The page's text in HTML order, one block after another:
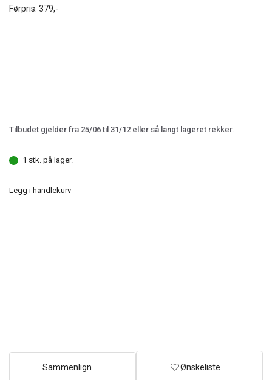
Førpris: 379,-
Tilbudet gjelder fra 25/06 til 31/12 eller så langt lageret rekker.
1 stk. på lager.
Legg i handlekurv
Sammenlign Ønskeliste